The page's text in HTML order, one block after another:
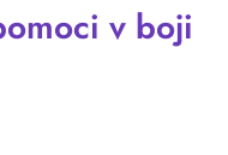
v boji